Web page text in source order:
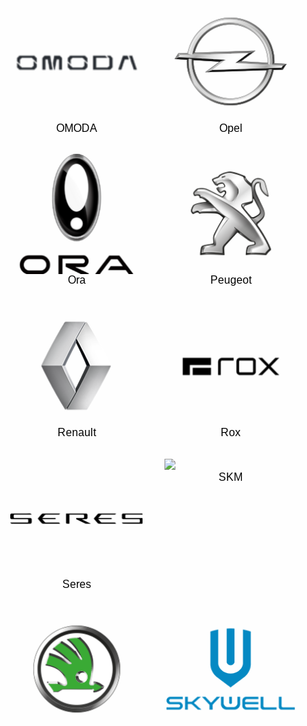
OMODA Opel
Ora Peugeot
Renault Rox
Seres
SKM